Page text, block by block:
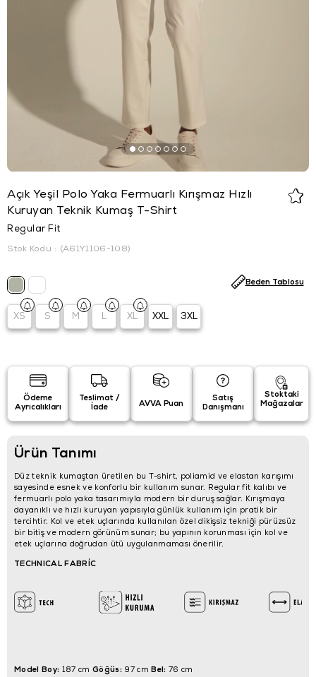
Açık Yeşil Polo Yaka Fermuarlı Kırışmaz Hızlı
Kuruyan Teknik Kumaş T-Shirt
Regular Fit
Stok Kodu (A61Y1106-108)
XS S M L XL XXL 3XL
Beden Tablosu
Ödeme
Ayrıcalıkları
Teslimat /
İade
AVVA Puan
Satış
Danışmanı
Stoktaki
Mağazalar
Ürün Tanımı
Düz teknik kumaştan üretilen bu T-shirt, poliamid ve elastan karışımı
sayesinde esnek ve konforlu bir kullanım sunar. Regular fit kalıbı ve
fermuarlı polo yaka tasarımıyla modern bir duruş sağlar. Kırışmaya
dayanıklı ve hızlı kuruyan yapısıyla günlük kullanım için pratik bir
tercihtir. Kol ve etek uçlarında kullanılan özel dikişsiz tekniği pürüzsüz
bir bitiş ve modern görünüm sunar; bu yapının korunması için kol ve
etek uçlarına doğrudan ütü uygulanmaması önerilir.
TECHNICAL FABRİC
Model Boy: 187 cm Göğüs:97 cmBel: 76 cm